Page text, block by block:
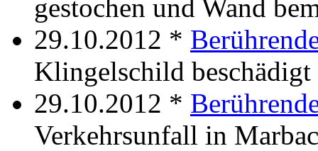
gestochen und Wand
29.10.2012 *
Klingelschild beschädigt
29.10.2012 *
Verkehrsunfall in